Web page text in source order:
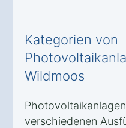
Kategorien von
Wildmoos
verschiedenen